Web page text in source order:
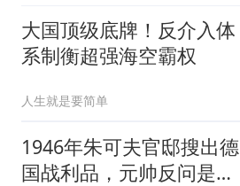
大国顶级底牌！反介入体
系制衡超强海空霸权
人生就是要简单
1946年朱可夫官邸搜出德
国战利品，元帅反问是否